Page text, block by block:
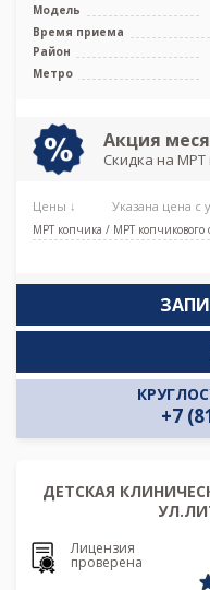
Модель
Время приема
Район
Метро
Акция
Скидка на МРТ
Цены ↓ Указана цена с
МРТ копчика / МРТ копчикового
+7
ДЕТСКАЯ
Лицензия
проверена